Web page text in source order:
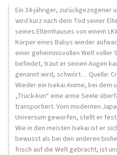
Ein 34-jähriger, zurückgezogener
wird kurz nach dem Tod seiner
seines Elternhauses von einem
Körper eines Babys wieder
einer geheimnisvollen Welt voller
befindet, traut er seinen Augen
genannt wird, schwört… Quelle:
Wieder ein Isekai Anime, bei dem
„Truck-kun“ eine arme Seele
transportiert. Vom modernen
Universum geworfen, stellt er
Wie in den meisten Isekai ist er
bewusst als bei den anderen
frisch auf die Welt gebracht, ist